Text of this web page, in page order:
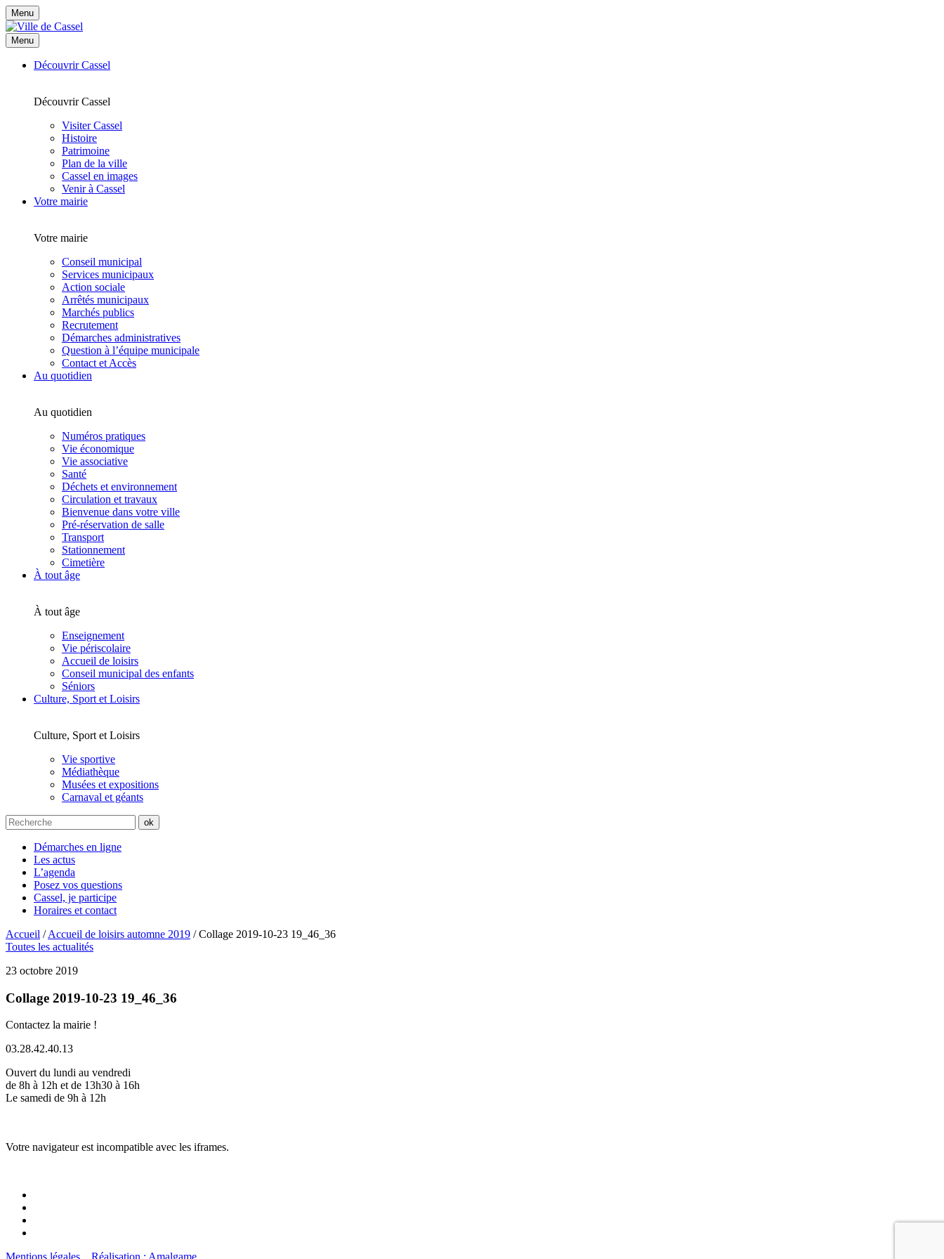
Menu
Menu
Découvrir Cassel
Découvrir Cassel
Visiter Cassel
Histoire
Patrimoine
Plan de la ville
Cassel en images
Venir à Cassel
Votre mairie
Votre mairie
Conseil municipal
Services municipaux
Action sociale
Arrêtés municipaux
Marchés publics
Recrutement
Démarches administratives
Question à l’équipe municipale
Contact et Accès
Au quotidien
Au quotidien
Numéros pratiques
Vie économique
Vie associative
Santé
Déchets et environnement
Circulation et travaux
Bienvenue dans votre ville
Pré-réservation de salle
Transport
Stationnement
Cimetière
À tout âge
À tout âge
Enseignement
Vie périscolaire
Accueil de loisirs
Conseil municipal des enfants
Séniors
Culture, Sport et Loisirs
Culture, Sport et Loisirs
Vie sportive
Médiathèque
Musées et expositions
Carnaval et géants
Démarches en ligne
Les actus
L’agenda
Posez vos questions
Cassel, je participe
Horaires et contact
Accueil /Accueil de loisirs automne 2019 /Collage 2019-10-23 19_46_36
Toutes les actualités
23 octobre 2019
Collage 2019-10-23 19_46_36
Contactez la mairie !
03.28.42.40.13
Ouvert du lundi au vendredi
de 8h à 12h et de 13h30 à 16h
Le samedi de 9h à 12h
Votre navigateur est incompatible avec les iframes.